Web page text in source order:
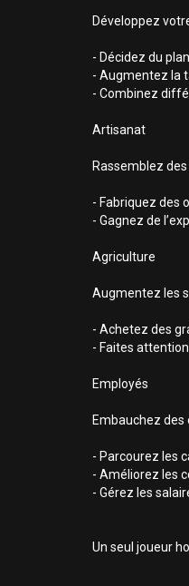
Développez
- Décidez du
- Augmentez la
- Combinez
Artisanat
Rassemblez
- Fabriquez des
- Gagnez de
Agriculture
Augmentez les
- Achetez des
- Faites
Employés
Embauchez
- Parcourez les
- Améliorez les
- Gérez les
Un seul joueur